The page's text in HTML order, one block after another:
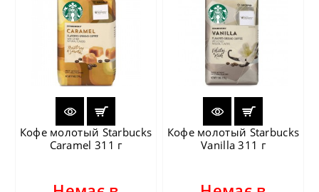
Кофе молотый Starbucks
Caramel 311 г
Кофе молотый Starbucks
Vanilla 311 г